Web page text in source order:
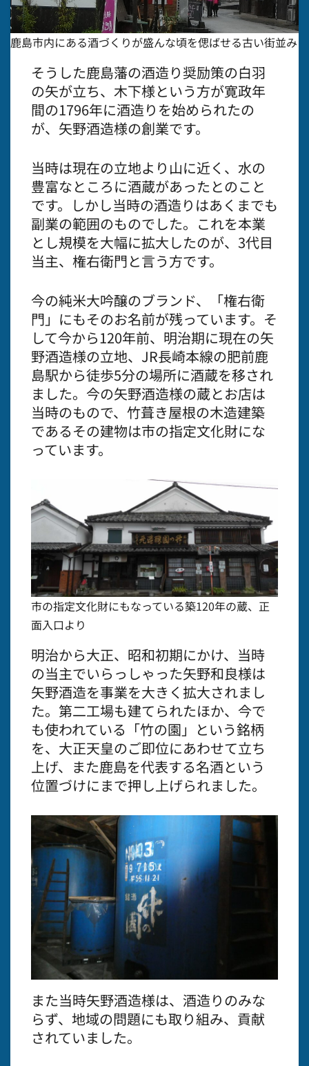
鹿島市内にある酒づくりが盛んな頃を偲ばせる古い街並み
そうした鹿島藩の酒造り奨励策の白羽
の矢が立ち、木下様という方が寛政年
間の1796年に酒造りを始められたの
が、矢野酒造様の創業です。
当時は現在の立地より山に近く、水の
豊富なところに酒蔵があったとのこと
です。しかし当時の酒造りはあくまでも
副業の範囲のものでした。これを本業
とし規模を大幅に拡大したのが、3代目
当主、権右衛門と言う方です。
今の純米大吟醸のブランド、「権右衛
門」にもそのお名前が残っています。そ
して今から120年前、明治期に現在の矢
野酒造様の立地、JR長崎本線の肥前鹿
島駅から徒歩5分の場所に酒蔵を移され
ました。今の矢野酒造様の蔵とお店は
当時のもので、竹葺き屋根の木造建築
であるその建物は市の指定文化財にな
っています。
市の指定文化財にもなっている築120年の蔵、正
面入口より
明治から大正、昭和初期にかけ、当時
の当主でいらっしゃった矢野和良様は
矢野酒造を事業を大きく拡大されまし
た。第二工場も建てられたほか、今で
も使われている「竹の園」という銘柄
を、大正天皇のご即位にあわせて立ち
上げ、また鹿島を代表する名酒という
位置づけにまで押し上げられました。
また当時矢野酒造様は、酒造りのみな
らず、地域の問題にも取り組み、貢献
されていました。